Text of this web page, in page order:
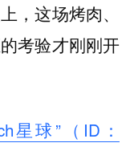
，这场烤肉、
考验才刚刚开
星球”（ID：